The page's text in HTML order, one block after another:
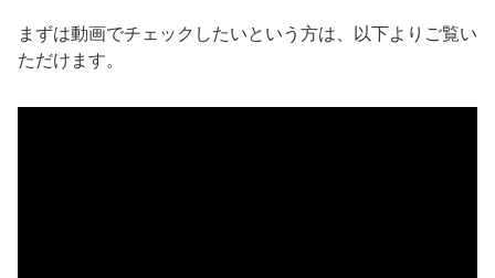
まずは動画でチェックしたいという方は、以下よりご覧い
ただけます。